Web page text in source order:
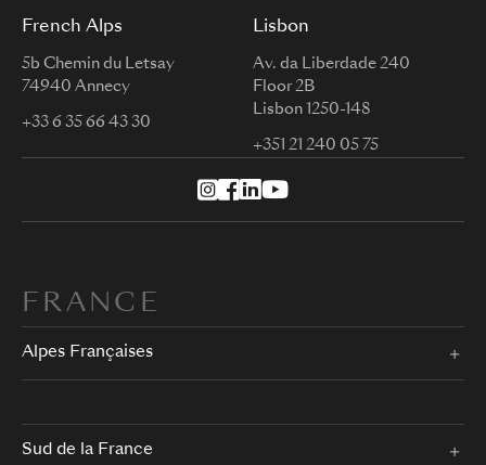
French Alps
5b Chemin du Letsay
74940 Annecy
+33 6 35 66 43 30
Lisbon
Av. da Liberdade 240
Floor 2B
Lisbon 1250-148
+351 21 240 05 75
FRANCE
Alpes Françaises
Sud de la France